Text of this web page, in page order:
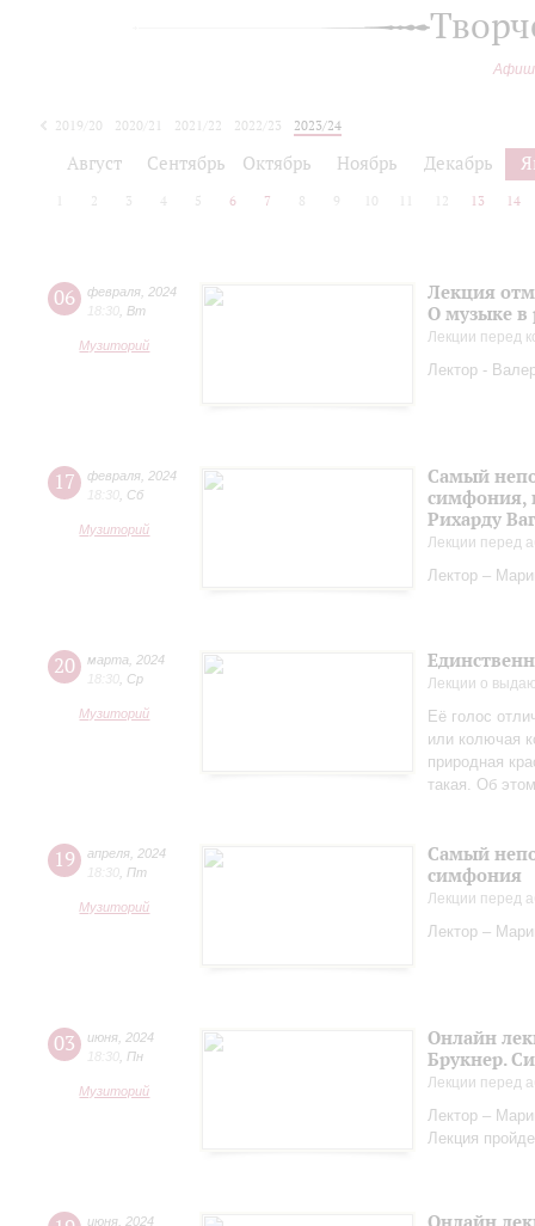
2019/20 2020/21 2021/22 2022/23
2023/24
Август Сентябрь Октябрь Ноябрь Декабрь
2 3 4 5 6 7 8 9 10 12 13 14
06 февраля 2024
18:30 Вт
Музиторий
Лекция
О музыке в
Лекции перед
Лектор -
17 февраля 2024
18:30 Сб
Музиторий
Самый
симфония,
Рихарду
Лекции перед
Лектор –
20 марта
2024
18:30 Ср
Музиторий
Лекции о
Её голос
или колючая
природная
такая. Об
19 апреля 2024
18:30 Пт
Музиторий
Самый
симфония
Лекции перед
Лектор –
03 июня 2024
18:30 Пн
Музиторий
Онлайн
Брукнер.
Лекции перед
Лектор –
Лекция
июня 2024